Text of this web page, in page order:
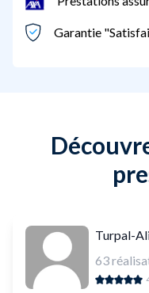
Garantie
Turpal-
63